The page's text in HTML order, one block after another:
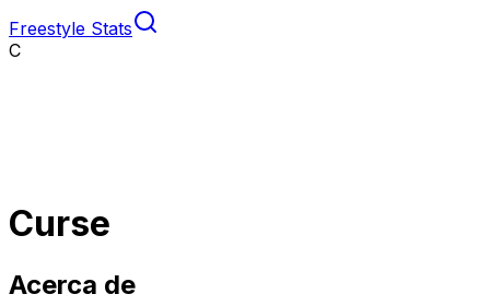
Freestyle Stats
C
Curse
Acerca de